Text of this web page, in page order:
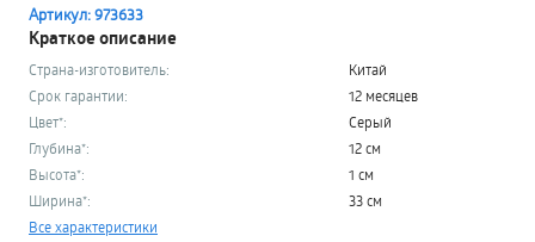
Артикул: 973633
Краткое описание
Страна-изготовитель:
Китай
Срок гарантии:
12 месяцев
Цвет*:
Серый
Глубина*:
12 см
Высота*:
1 см
Ширина*:
33 см
Все характеристики